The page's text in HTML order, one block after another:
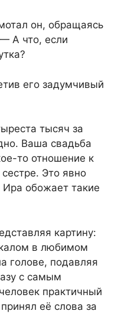
он, обращаясь
А что, если
его задумчивый
тысяч за
Ваша свадьба
то отношение к
Это явно
обожает такие
картину:
в любимом
голове, подавляя
с самым
практичный
её слова за